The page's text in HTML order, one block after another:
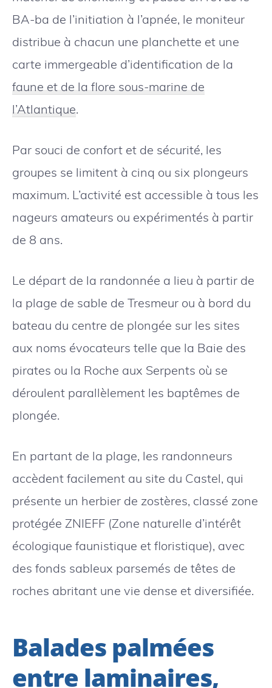
BA-ba de l’initiation à l’apnée, le moniteur
distribue à chacun une planchette et une
carte immergeable d’identification de la
faune et de la flore sous-marine de
l’Atlantique.
Par souci de confort et de sécurité, les
groupes se limitent à cinq ou six plongeurs
maximum. L’activité est accessible à tous les
nageurs amateurs ou expérimentés à partir
de 8 ans.
Le départ de la randonnée a lieu à partir de
la plage de sable de Tresmeur ou à bord du
bateau du centre de plongée sur les sites
aux noms évocateurs telle que la Baie des
pirates ou la Roche aux Serpents où se
déroulent parallèlement les baptêmes de
plongée.
En partant de la plage, les randonneurs
accèdent facilement au site du Castel, qui
présente un herbier de zostères, classé zone
protégée ZNIEFF (Zone naturelle d’intérêt
écologique faunistique et floristique), avec
des fonds sableux parsemés de têtes de
roches abritant une vie dense et diversifiée.
Balades palmées
entre laminaires,